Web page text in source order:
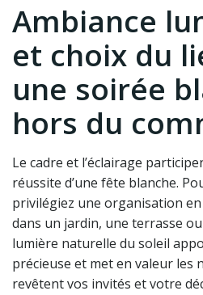
Ambiance
et choix du
une soirée
hors du
Le cadre et l’éclairage
réussite d’une fête blanche.
privilégiez une organisation
dans un jardin, une terrasse
lumière naturelle du soleil
précieuse et met en valeur les
revêtent vos invités et votre